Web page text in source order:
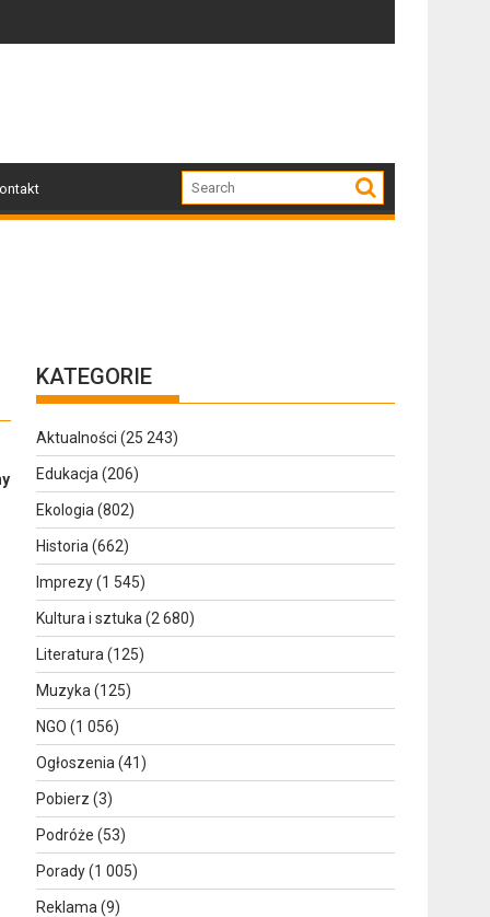
KATEGORIE
Aktualności (25 243)
Edukacja (206)
Ekologia (802)
Historia (662)
Imprezy(1 545)
Kultura i sztuka (2 680)
Literatura (125)
Muzyka (125)
NGO (1 056)
Ogłoszenia (41)
Pobierz (3)
Podróże (53)
Porady(1 005)
Reklama (9)